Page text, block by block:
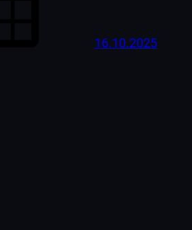
16.10.2025